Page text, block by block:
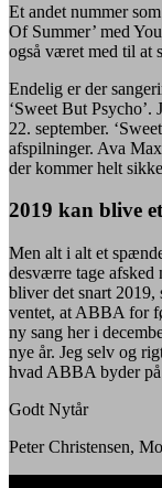
Et andet nummer
Of Summer’ med
også været med til at
Endelig er der
‘Sweet But Psycho’.
22. september.
afspilninger. Ava
der kommer helt
2019 kan blive
Men alt i alt et
desværre tage
bliver det snart
ventet, at ABBA for
ny sang her i
nye år. Jeg selv og
hvad ABBA byder
Godt Nytår
Peter Christensen,